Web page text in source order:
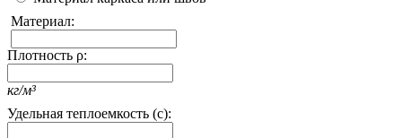
Материал:
Плотность ρ:
кг/м³
Удельная теплоемкость (c):